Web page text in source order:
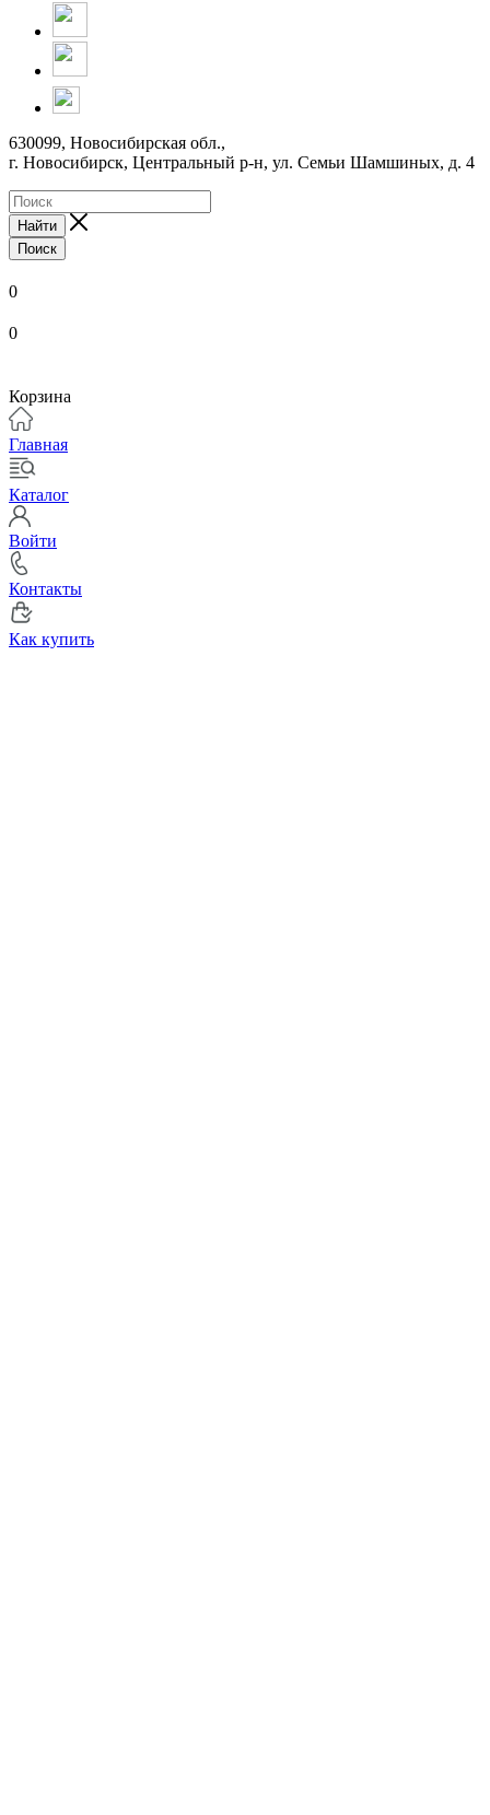
630099, Новосибирская обл.,
г. Новосибирск, Центральный р-н, ул. Семьи Шамшиных, д. 4
Найти
Поиск
0
0
Корзина
Главная
Каталог
Войти
Контакты
Как купить